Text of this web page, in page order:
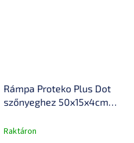
Rámpa Proteko Plus Dot
szőnyeghez 50x15x4cm
rezgést, alkalmas
Raktáron